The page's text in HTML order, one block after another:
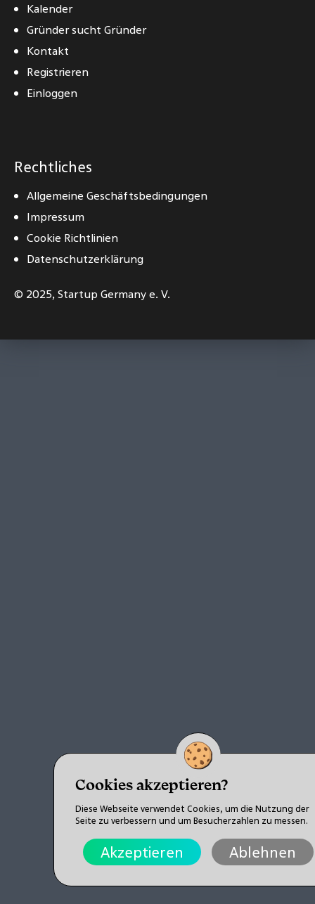
Kalender
Gründer sucht Gründer
Kontakt
Registrieren
Einloggen
Rechtliches
Allgemeine Geschäftsbedingungen
Impressum
Cookie Richtlinien
Datenschutzerklärung
© 2025,Startup Germany e. V.
Cookies akzeptieren?
Diese Webseite verwendet Cookies, um die Nutzung der
Seite zu verbessern und um Besucherzahlen zu messen.
Akzeptieren Ablehnen